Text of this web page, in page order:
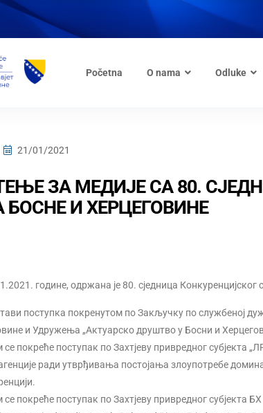
Početna O nama Odluke
21/01/2021
ЗА МЕДИЈЕ СА 80.
БОСНЕ И ХЕРЦЕГОВИНЕ
године, одржана је 80. сједница Конкуренцијског
поступка покренутом по Закључку по службеној
и Удружења „Актуарско друштво у Босни и
се покреће поступак по Захтјеву привредног субјекта
ради утврђивања постојања злоупотребе
се покреће поступак по Захтјеву привредног субјекта